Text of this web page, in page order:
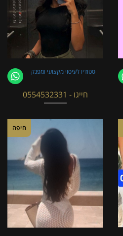
סטודיו לעיסוי מקצועי ומפנק
חייגו - 0554532331
חיפה